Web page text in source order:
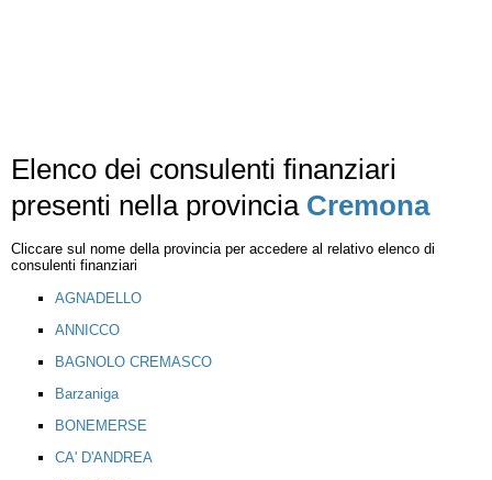
Elenco dei consulenti finanziari
presenti nella provincia Cremona
Cliccare sul nome della provincia per accedere al relativo elenco di
consulenti finanziari
AGNADELLO
ANNICCO
BAGNOLO CREMASCO
Barzaniga
BONEMERSE
CA' D'ANDREA